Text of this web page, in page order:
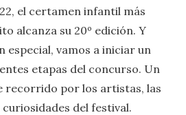
el certamen infantil más
alcanza su 20º edición. Y
especial, vamos a iniciar un
etapas del concurso. Un
recorrido por los artistas, las
del festival.